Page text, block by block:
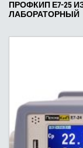
ПРОФКИП Е7-25
ЛАБОРАТОРНЫЙ